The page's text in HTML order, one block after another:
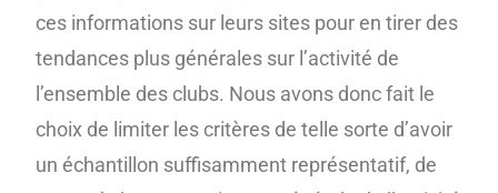
ces informations sur leurs sites pour en tirer des
tendances plus générales sur l’activité de
l’ensemble des clubs. Nous avons donc fait le
choix de limiter les critères de telle sorte d’avoir
un échantillon suffisamment représentatif, de